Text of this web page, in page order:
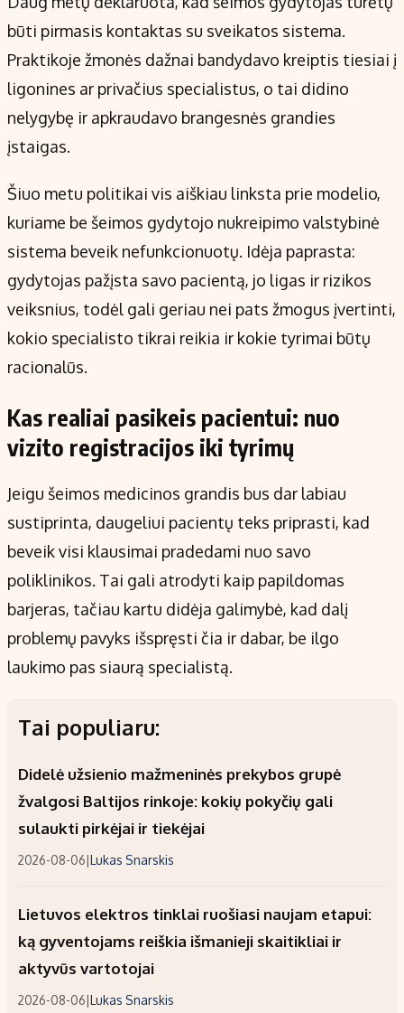
būti pirmasis kontaktas su sveikatos sistema.
Praktikoje žmonės dažnai bandydavo kreiptis tiesiai į
ligonines ar privačius specialistus, o tai didino
nelygybę ir apkraudavo brangesnės grandies
įstaigas.
Šiuo metu politikai vis aiškiau linksta prie modelio,
kuriame be šeimos gydytojo nukreipimo valstybinė
sistema beveik nefunkcionuotų. Idėja paprasta:
gydytojas pažįsta savo pacientą, jo ligas ir rizikos
veiksnius, todėl gali geriau nei pats žmogus įvertinti,
kokio specialisto tikrai reikia ir kokie tyrimai būtų
racionalūs.
Kas realiai pasikeis pacientui: nuo
vizito registracijos iki tyrimų
Jeigu šeimos medicinos grandis bus dar labiau
sustiprinta, daugeliui pacientų teks priprasti, kad
beveik visi klausimai pradedami nuo savo
poliklinikos. Tai gali atrodyti kaip papildomas
barjeras, tačiau kartu didėja galimybė, kad dalį
problemų pavyks išspręsti čia ir dabar, be ilgo
laukimo pas siaurą specialistą.
Tai populiaru:
Didelė užsienio mažmeninės prekybos grupė
žvalgosi Baltijos rinkoje: kokių pokyčių gali
sulaukti pirkėjai ir tiekėjai
2026-08-06|Lukas Snarskis
Lietuvos elektros tinklai ruošiasi naujam etapui:
ką gyventojams reiškia išmanieji skaitikliai ir
aktyvūs vartotojai
2026-08-06|Lukas Snarskis